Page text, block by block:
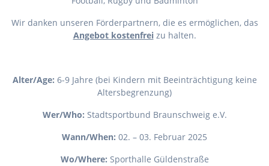
Wir danken unseren Förderpartnern, die es ermöglichen, das
Angebot kostenfreizu halten.
Alter/Age: 6-9 Jahre (bei Kindern mit Beeinträchtigung keine
Altersbegrenzung)
Wer/Who: Stadtsportbund Braunschweig e.V.
Wann/When: 02. – 03. Februar 2025
Wo/Where: Sporthalle Güldenstraße